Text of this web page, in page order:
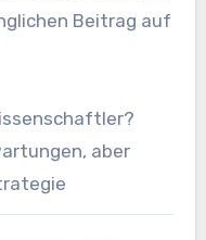
Beitrag auf
aber